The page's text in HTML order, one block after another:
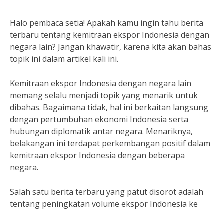
Halo pembaca setia! Apakah kamu ingin tahu berita
terbaru tentang kemitraan ekspor Indonesia dengan
negara lain? Jangan khawatir, karena kita akan bahas
topik ini dalam artikel kali ini.
Kemitraan ekspor Indonesia dengan negara lain
memang selalu menjadi topik yang menarik untuk
dibahas. Bagaimana tidak, hal ini berkaitan langsung
dengan pertumbuhan ekonomi Indonesia serta
hubungan diplomatik antar negara. Menariknya,
belakangan ini terdapat perkembangan positif dalam
kemitraan ekspor Indonesia dengan beberapa
negara.
Salah satu berita terbaru yang patut disorot adalah
tentang peningkatan volume ekspor Indonesia ke